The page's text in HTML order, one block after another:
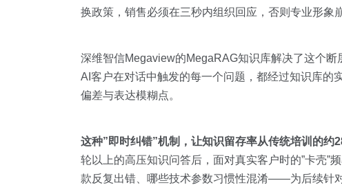
换政策，销售必须在三秒内组织回应，否则专业形象
深维智信Megaview的MegaRAG知识库解决了这个
AI客户在对话中触发的每一个问题，都经过知识库的
偏差与表达模糊点。
这种”即时纠错”机制，让知识留存率从传统培训的约
轮以上的高压知识问答后，面对真实客户时的”卡壳
款反复出错、哪些技术参数习惯性混淆——为后续针